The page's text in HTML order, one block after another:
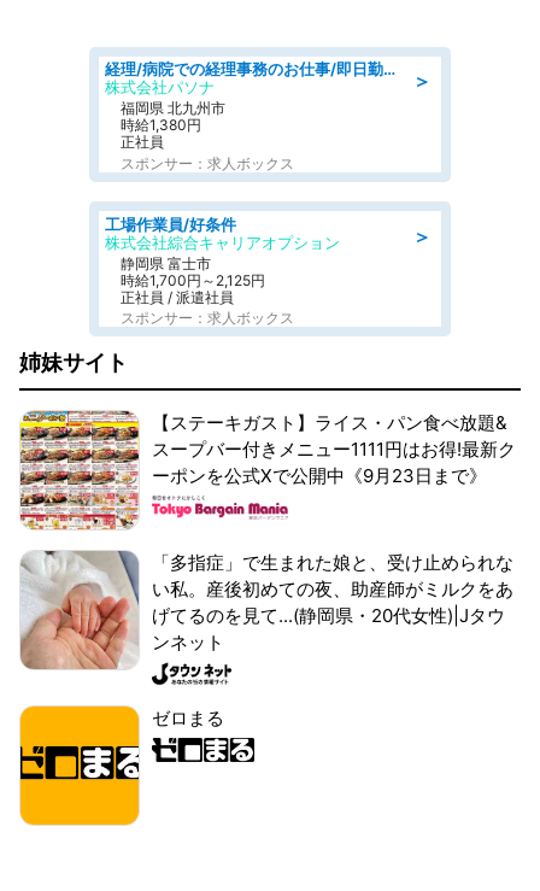
＞
経理/病院での経理事務のお仕事/即日勤務可/車通勤可/経理/一般事務
株式会社パソナ
福岡県 北九州市
時給1,380円
正社員
スポンサー：求人ボックス
＞
工場作業員/好条件
株式会社綜合キャリアオプション
静岡県 富士市
時給1,700円～2,125円
正社員 / 派遣社員
スポンサー：求人ボックス
姉妹サイト
【ステーキガスト】ライス・パン食べ放題&
スープバー付きメニュー1111円はお得!最新ク
ーポンを公式Xで公開中《9月23日まで》
「多指症」で生まれた娘と、受け止められな
い私。産後初めての夜、助産師がミルクをあ
げてるのを見て...(静岡県・20代女性)|Jタウ
ンネット
ゼロまる